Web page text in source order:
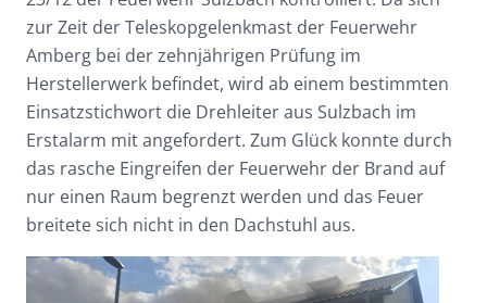
zur Zeit der Teleskopgelenkmast der Feuerwehr
Amberg bei der zehnjährigen Prüfung im
Herstellerwerk befindet, wird ab einem bestimmten
Einsatzstichwort die Drehleiter aus Sulzbach im
Erstalarm mit angefordert. Zum Glück konnte durch
das rasche Eingreifen der Feuerwehr der Brand auf
nur einen Raum begrenzt werden und das Feuer
breitete sich nicht in den Dachstuhl aus.